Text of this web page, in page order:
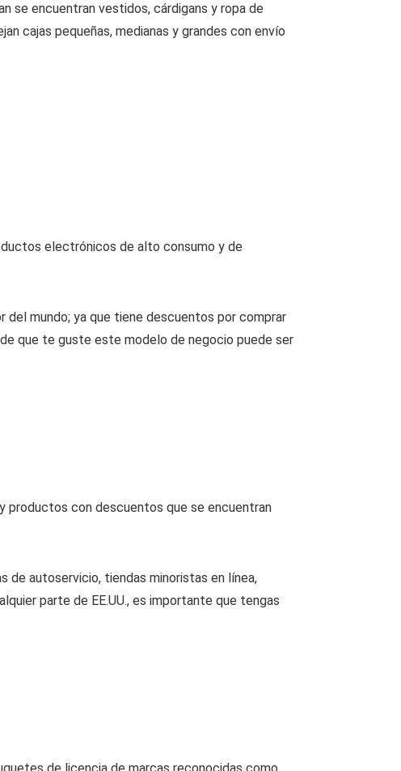
se encuentran vestidos, cárdigans y ropa de
cajas pequeñas, medianas y grandes con envío
electrónicos de alto consumo y de
del mundo; ya que tiene descuentos por comprar
que te guste este modelo de negocio puede ser
productos con descuentos que se encuentran
de autoservicio, tiendas minoristas en línea,
parte de EE.UU., es importante que tengas